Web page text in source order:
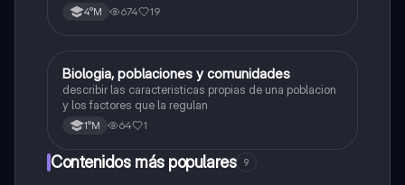
4°M 674 19
Biología
Biologia, poblaciones y comunidades
describir las caracteristicas propias de una poblacion
y los factores que la regulan
1°M 64 1
Contenidos más populares 9